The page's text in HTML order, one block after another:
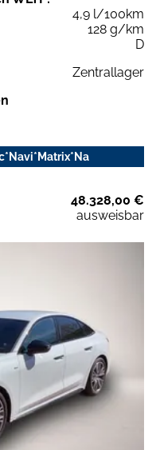
4,9 l/100km
128 g/km
D
Zentrallager
48.328,00 €
ausweisbar